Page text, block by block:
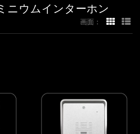
ニウムインターホン
画面：